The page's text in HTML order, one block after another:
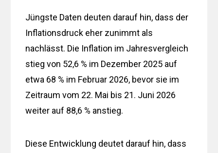
Jüngste Daten deuten darauf hin, dass der
Inflationsdruck eher zunimmt als
nachlässt. Die Inflation im Jahresvergleich
stieg von 52,6 % im Dezember 2025 auf
etwa 68 % im Februar 2026, bevor sie im
Zeitraum vom 22. Mai bis 21. Juni 2026
weiter auf 88,6 % anstieg.
Diese Entwicklung deutet darauf hin, dass